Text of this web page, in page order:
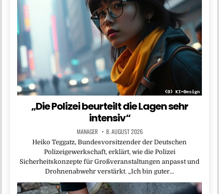
„Die Polizei beurteilt die Lagen sehr
intensiv“
MANAGER 8. AUGUST 2026
Heiko Teggatz, Bundesvorsitzender der Deutschen
Polizeigewerkschaft, erklärt, wie die Polizei
Sicherheitskonzepte für Großveranstaltungen anpasst und
Drohnenabwehr verstärkt. „Ich bin guter…